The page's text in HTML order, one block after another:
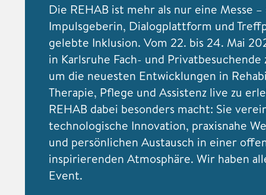
Die REHAB ist mehr als nur eine Messe –
Impulsgeberin, Dialogplattform und
gelebte Inklusion. Vom 22. bis 24. Mai
in Karlsruhe Fach- und Privatbesuchende
um die neuesten Entwicklungen in
Therapie, Pflege und Assistenz live zu
REHAB dabei besonders macht: Sie
technologische Innovation, praxisnahe
und persönlichen Austausch in einer
inspirierenden Atmosphäre. Wir haben
Event.